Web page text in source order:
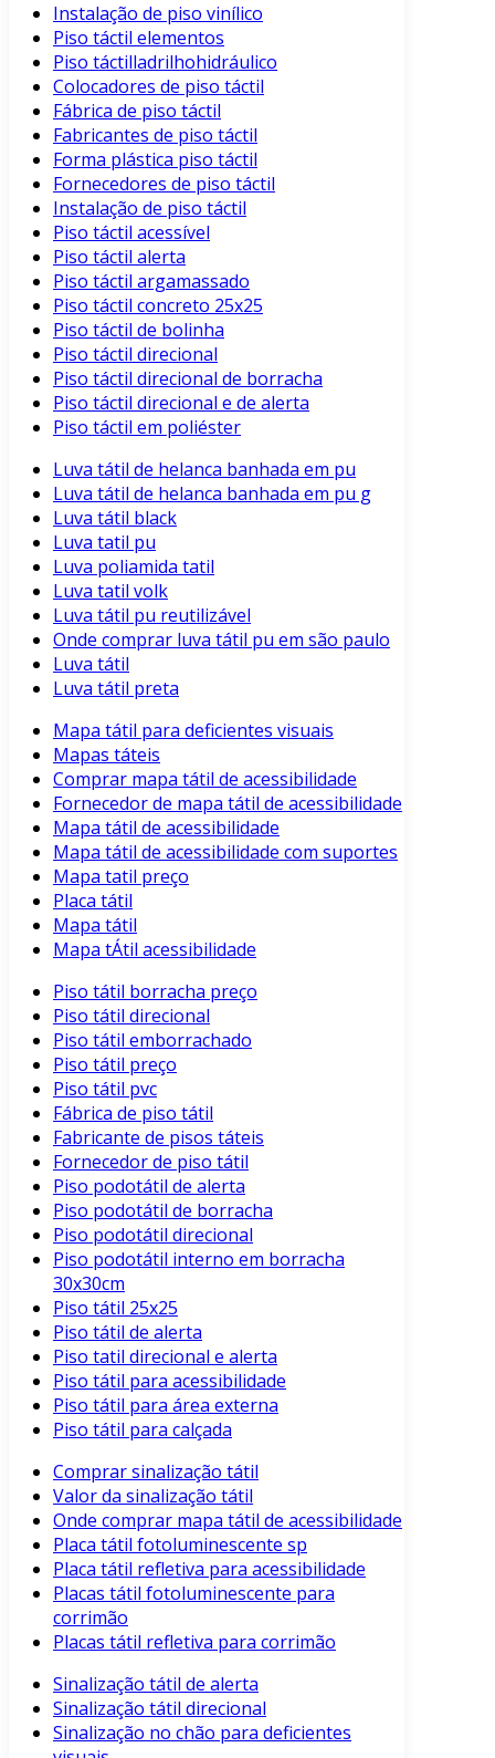
Instalação de piso vinílico
Piso táctil elementos
Piso táctilladrilhohidráulico
Colocadores de piso táctil
Fábrica de piso táctil
Fabricantes de piso táctil
Forma plástica piso táctil
Fornecedores de piso táctil
Instalação de piso táctil
Piso táctil acessível
Piso táctil alerta
Piso táctil argamassado
Piso táctil concreto 25x25
Piso táctil de bolinha
Piso táctil direcional
Piso táctil direcional de borracha
Piso táctil direcional e de alerta
Piso táctil em poliéster
Luva tátil de helanca banhada em pu
Luva tátil de helanca banhada em pu g
Luva tátil black
Luva tatil pu
Luva poliamida tatil
Luva tatil volk
Luva tátil pu reutilizável
Onde comprar luva tátil pu em são paulo
Luva tátil
Luva tátil preta
Mapa tátil para deficientes visuais
Mapas táteis
Comprar mapa tátil de acessibilidade
Fornecedor de mapa tátil de acessibilidade
Mapa tátil de acessibilidade
Mapa tátil de acessibilidade com suportes
Mapa tatil preço
Placa tátil
Mapa tátil
Mapa tÁtil acessibilidade
Piso tátil borracha preço
Piso tátil direcional
Piso tátil emborrachado
Piso tátil preço
Piso tátil pvc
Fábrica de piso tátil
Fabricante de pisos táteis
Fornecedor de piso tátil
Piso podotátil de alerta
Piso podotátil de borracha
Piso podotátil direcional
Piso podotátil interno em borracha
30x30cm
Piso tátil 25x25
Piso tátil de alerta
Piso tatil direcional e alerta
Piso tátil para acessibilidade
Piso tátil para área externa
Piso tátil para calçada
Comprar sinalização tátil
Valor da sinalização tátil
Onde comprar mapa tátil de acessibilidade
Placa tátil fotoluminescente sp
Placa tátil refletiva para acessibilidade
Placas tátil fotoluminescente para
corrimão
Placas tátil refletiva para corrimão
Sinalização tátil de alerta
Sinalização tátil direcional
Sinalização no chão para deficientes